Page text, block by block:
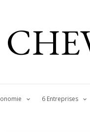
6 Entreprises